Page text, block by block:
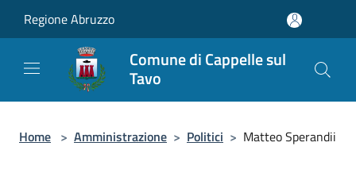
Regione Abruzzo
Comune di Cappelle sul
Tavo
Home > Amministrazione > Politici > Matteo Sperandii